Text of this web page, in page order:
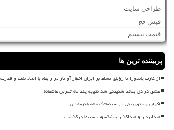
طراحی سایت
فیش حج
قیمت بیسیم
پربیننده ترین ها
از غارت پاندورا تا رؤیای تسلط بر ایران اخطار آواتار در رابطه با اتحاد نفت و قدرت
عشق در دل بماند شنیدنی شد نتیجه چند ماه تمرین عاشقانه!
اکران ویدئوی بنی در سینماتک خانه هنرمندان
صدابردار و صداگذار پیشکسوت سینما درگذشت